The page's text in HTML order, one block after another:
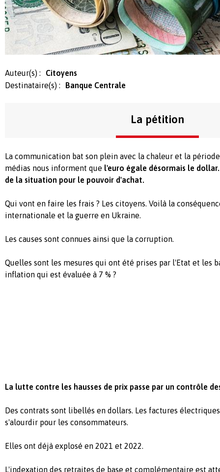
Auteur(s) :
Citoyens
Destinataire(s) :
Banque Centrale
La pétition
La communication bat son plein avec la chaleur et la
médias nous informent que l'euro égale désormais le
de la situation pour le pouvoir d'achat.
Qui vont en faire les frais ? Les citoyens. Voilà la
internationale et la guerre en Ukraine.
Les causes sont connues ainsi que la corruption.
Quelles sont les mesures qui ont été prises par l'Etat et les
inflation qui est évaluée à 7 % ?
La lutte contre les hausses de prix passe par un contrôle
Des contrats sont libellés en dollars. Les factures
s'alourdir pour les consommateurs.
Elles ont déjà explosé en 2021 et 2022.
L'indexation des retraites de base et complémentaire est